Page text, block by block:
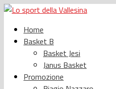
Home
Basket B
Basket Jesi
Janus Basket
Promozione